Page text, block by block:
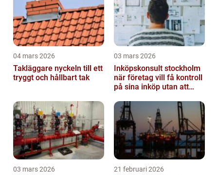
04 mars 2026
Takläggare nyckeln till ett
tryggt och hållbart tak
03 mars 2026
Inköpskonsult stockholm
när företag vill få kontroll
på sina inköp utan att
03 mars 2026 21 februari 2026